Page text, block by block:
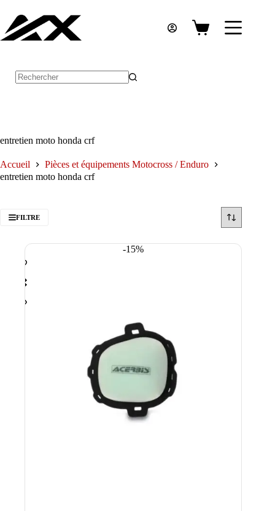
contenu
Panier
entretien moto honda crf
Accueil
Pièces et équipements Motocross / Enduro
entretien moto honda crf
FILTRE
-15%